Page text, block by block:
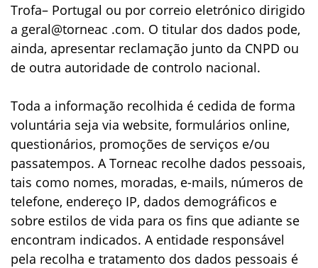
Trofa– Portugal ou por correio eletrónico dirigido
a geral@torneac .com. O titular dos dados pode,
ainda, apresentar reclamação junto da CNPD ou
de outra autoridade de controlo nacional.
Toda a informação recolhida é cedida de forma
voluntária seja via website, formulários online,
questionários, promoções de serviços e/ou
passatempos. A Torneac recolhe dados pessoais,
tais como nomes, moradas, e-mails, números de
telefone, endereço IP, dados demográficos e
sobre estilos de vida para os fins que adiante se
encontram indicados. A entidade responsável
pela recolha e tratamento dos dados pessoais é